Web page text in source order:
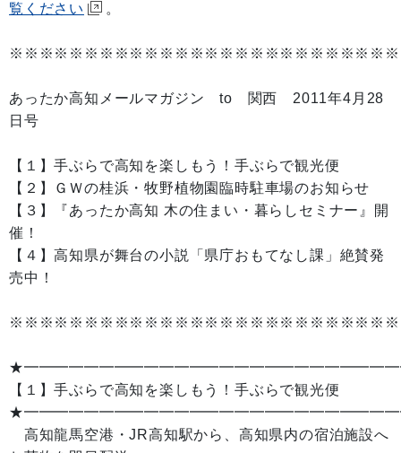
覧ください
。
あったか高知メールマガジン to 関西 2011年4月28
日号
【１】手ぶらで高知を楽しもう！手ぶらで観光便
【２】ＧＷの桂浜・牧野植物園臨時駐車場のお知らせ
【３】『あったか高知 木の住まい・暮らしセミナー』開
催！
【４】高知県が舞台の小説「県庁おもてなし課」絶賛発
売中！
【１】手ぶらで高知を楽しもう！手ぶらで観光便
高知龍馬空港・JR高知駅から、高知県内の宿泊施設へ